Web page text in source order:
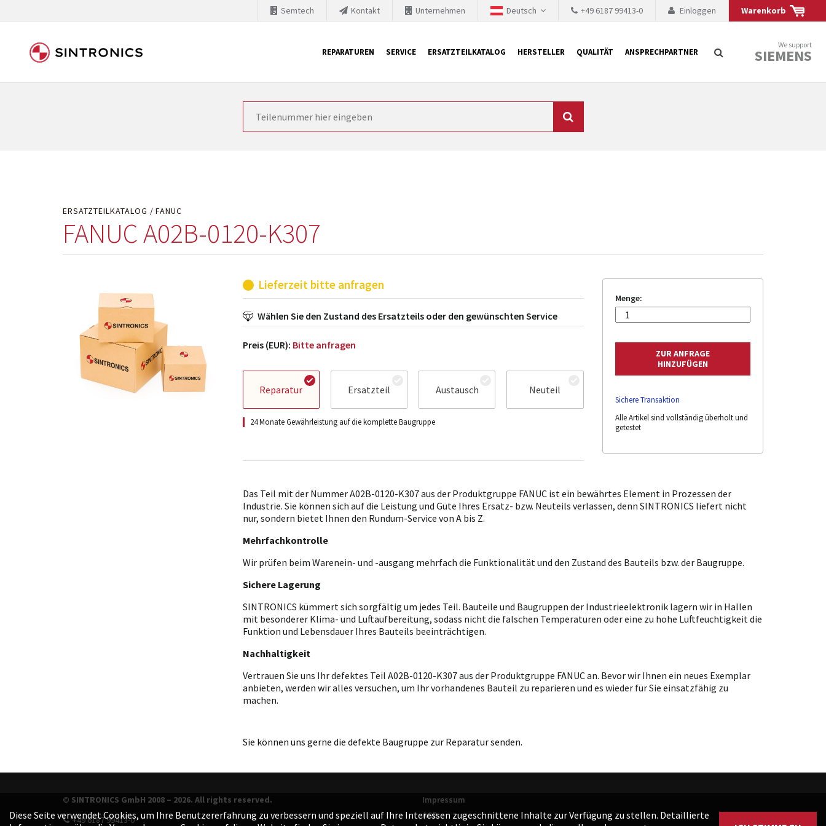
Warenkorb
Einloggen
+49 6187 99413-0
Deutsch
Unternehmen
Kontakt
Semtech
REPARATUREN SERVICE ERSATZTEILKATALOG HERSTELLER QUALITÄT ANSPRECHPARTNER
We support
SIEMENS
Unsere Zusammenarbeit mit Siemens
ERSATZTEILKATALOG FANUC
FANUC A02B-0120-K307
Lieferzeit bitte anfragen
Wählen Sie den Zustand des Ersatzteils oder den gewünschten Service
Preis (EUR): Bitte anfragen
Reparatur Ersatzteil Austausch Neuteil
24 Monate Gewährleistung auf die komplette Baugruppe
Menge:
Sichere Transaktion
Alle Artikel sind vollständig überholt und
getestet
Das Teil mit der Nummer A02B-0120-K307 aus der Produktgruppe FANUC ist ein bewährtes Element in Prozessen der
Industrie. Sie können sich auf die Leistung und Güte Ihres Ersatz- bzw. Neuteils verlassen, denn SINTRONICS liefert nicht
nur, sondern bietet Ihnen den Rundum-Service von A bis Z.
Mehrfachkontrolle
Wir prüfen beim Warenein- und -ausgang mehrfach die Funktionalität und den Zustand des Bauteils bzw. der Baugruppe.
Sichere Lagerung
SINTRONICS kümmert sich sorgfältig um jedes Teil. Bauteile und Baugruppen der Industrieelektronik lagern wir in Hallen
mit besonderer Klima- und Luftaufbereitung, sodass nicht die falschen Temperaturen oder eine zu hohe Luftfeuchtigkeit die
Funktion und Lebensdauer Ihres Bauteils beeinträchtigen.
Nachhaltigkeit
Vertrauen Sie uns Ihr defektes Teil A02B-0120-K307 aus der Produktgruppe FANUC an. Bevor wir Ihnen ein neues Exemplar
anbieten, werden wir alles versuchen, um Ihr vorhandenes Bauteil zu reparieren und es wieder für Sie einsatzfähig zu
machen.
Sie können uns gerne die defekte Baugruppe zur Reparatur senden.
© SINTRONICS GmbH 2008 – 2026. All rights reserved.
+49 6187 99413-0
Impressum
AGB
Diese Seite verwendet Cookies, um Ihre Benutzererfahrung zu verbessern und speziell auf Ihre Interessen zugeschnittene Inhalte zur Verfügung zu stellen. Detaillierte